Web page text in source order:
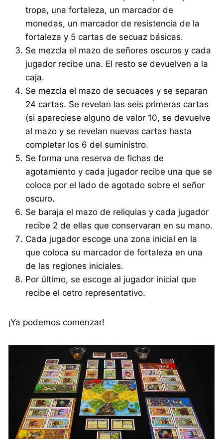
tropa, una fortaleza, un marcador de
monedas, un marcador de resistencia de la
fortaleza y 5 cartas de secuaz básicas.
Se mezcla el mazo de señores oscuros y cada
jugador recibe una. El resto se devuelven a la
caja.
Se mezcla el mazo de secuaces y se separan
24 cartas. Se revelan las seis primeras cartas
(si apareciese alguno de valor 10, se devuelve
al mazo y se revelan nuevas cartas hasta
completar los 6 del suministro.
Se forma una reserva de fichas de
agotamiento y cada jugador recibe una que se
coloca por el lado de agotado sobre el señor
oscuro.
Se baraja el mazo de reliquias y cada jugador
recibe 2 de ellas que conservaran en su mano.
Cada jugador escoge una zona inicial en la
que coloca su marcador de fortaleza en una
de las regiones iniciales.
Por último, se escoge al jugador inicial que
recibe el cetro representativo.
¡Ya podemos comenzar!